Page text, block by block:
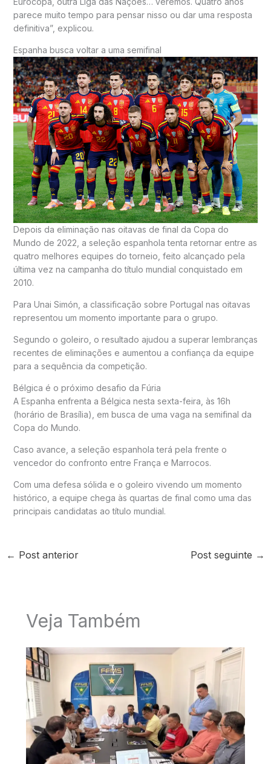
parece muito tempo para pensar nisso ou dar uma resposta
definitiva”, explicou.
Espanha busca voltar a uma semifinal
Depois da eliminação nas oitavas de final da Copa do
Mundo de 2022, a seleção espanhola tenta retornar entre as
quatro melhores equipes do torneio, feito alcançado pela
última vez na campanha do título mundial conquistado em
2010.
Para Unai Simón, a classificação sobre Portugal nas oitavas
representou um momento importante para o grupo.
Segundo o goleiro, o resultado ajudou a superar lembranças
recentes de eliminações e aumentou a confiança da equipe
para a sequência da competição.
Bélgica é o próximo desafio da Fúria
A Espanha enfrenta a Bélgica nesta sexta-feira, às 16h
(horário de Brasília), em busca de uma vaga na semifinal da
Copa do Mundo.
Caso avance, a seleção espanhola terá pela frente o
vencedor do confronto entre França e Marrocos.
Com uma defesa sólida e o goleiro vivendo um momento
histórico, a equipe chega às quartas de final como uma das
principais candidatas ao título mundial.
← Post anterior Post seguinte →
Veja Também